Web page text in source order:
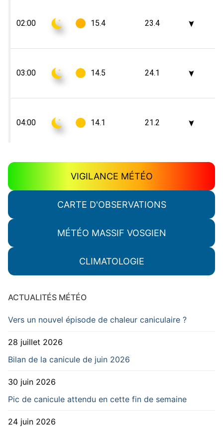
VIGILANCE MÉTÉO
CARTE D'OBSERVATIONS
MÉTÉO MASSIF VOSGIEN
CLIMATOLOGIE
ACTUALITÉS MÉTÉO
Vers un nouvel épisode de chaleur caniculaire ?
28 juillet 2026
Bilan de la canicule de juin 2026
30 juin 2026
Pic de canicule attendu en cette fin de semaine
24 juin 2026